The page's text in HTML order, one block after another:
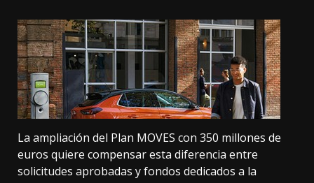
La ampliación del Plan MOVES con 350 millones de
euros quiere compensar esta diferencia entre
solicitudes aprobadas y fondos dedicados a la